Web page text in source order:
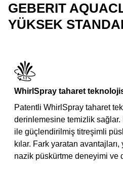
GEBERIT
YÜKSEK
WhirlSpray taharet
Patentli WhirlSpray taharet
derinlemesine temizlik sağlar.
ile güçlendirilmiş titreşimli
kılar. Fark yaratan
nazik püskürtme deneyimi ve